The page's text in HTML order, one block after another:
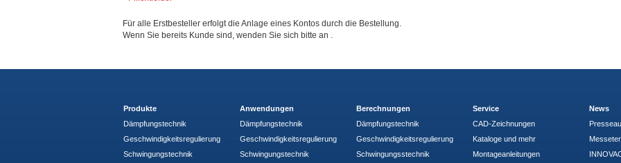
Für alle Erstbesteller erfolgt die Anlage eines Kontos durch die Bestellung.
Wenn Sie bereits Kunde sind, wenden Sie sich bitte an .
Produkte
Dämpfungstechnik
Geschwindigkeitsregulierung
Schwingungstechnik
Anwendungen
Dämpfungstechnik
Geschwindigkeitsregulierung
Schwingungstechnik
Berechnungen
Dämpfungstechnik
Geschwindigkeitsregulierung
Schwingungsstechnik
Service
CAD-Zeichnungen
Kataloge und mehr
Montageanleitungen
News